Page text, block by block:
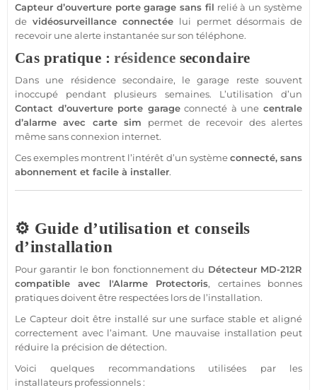
Capteur d’ouverture portegarage sans fil relié à unsystème
de vidéosurveillance connectée lui permet désormais de
recevoir une alerte instantanée sur son téléphone.
Cas pratique :résidence secondaire
Dans une résidencesecondaire, legarage reste souvent
inoccupé pendant plusieurs semaines. L’utilisation d’un
Contact d’ouverture porte garage connecté à unecentrale
d’alarme avec carte sim permet de recevoir des alertes
même sans connexion internet.
Ces exemples montrent l’intérêt d’un système connecté,sans
abonnement et facile à installer.
⚙️ Guide d’utilisation et conseils
d’installation
Pour garantir le bon fonctionnement du Détecteur MD-212R
compatible avec l'Alarme Protectoris, certaines bonnes
pratiques doivent être respectées lors de l’installation.
Le Capteurdoit être installé sur une surface stable et aligné
correctement avec l’aimant. Une mauvaise installation peut
réduire la précision de détection.
Voici quelques recommandations utilisées par les
installateurs professionnels :